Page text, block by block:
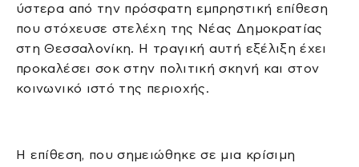
ύστερα από την πρόσφατη εμπρηστική επίθεση
που στόχευσε στελέχη της Νέας Δημοκρατίας
στη Θεσσαλονίκη. Η τραγική αυτή εξέλιξη έχει
προκαλέσει σοκ στην πολιτική σκηνή και στον
κοινωνικό ιστό της περιοχής.
Η επίθεση, που σημειώθηκε σε μια κρίσιμη